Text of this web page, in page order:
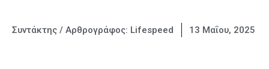
Συντάκτης / Αρθρογράφος: Lifespeed 13 Μαΐου, 2025